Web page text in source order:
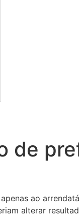
de
ao
alterar